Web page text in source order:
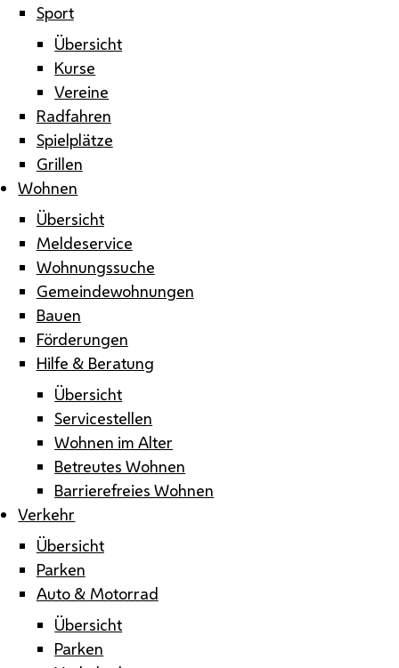
Sport
Übersicht
Kurse
Vereine
Radfahren
Spielplätze
Grillen
Wohnen
Übersicht
Meldeservice
Wohnungssuche
Gemeindewohnungen
Bauen
Förderungen
Hilfe & Beratung
Übersicht
Servicestellen
Wohnen im Alter
Betreutes Wohnen
Barrierefreies Wohnen
Verkehr
Übersicht
Parken
Auto & Motorrad
Übersicht
Parken